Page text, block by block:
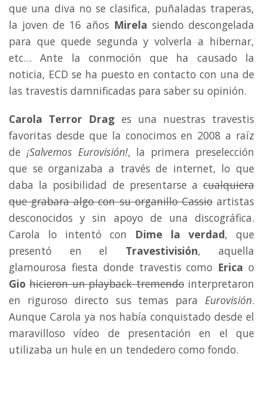
que una diva no se clasifica, puñaladas traperas,
la joven de 16 años Mirela siendo descongelada
para que quede segunda y volverla a hibernar,
etc… Ante la conmoción que ha causado la
noticia, ECD se ha puesto en contacto con una de
las travestis damnificadas para saber su opinión.
Carola Terror Drag es una nuestras travestis
favoritas desde que la conocimos en 2008 a raíz
de ¡Salvemos Eurovisión!, la primera preselección
que se organizaba a través de internet, lo que
daba la posibilidad de presentarse a cualquiera
que grabara algo con su organillo Cassioartistas
desconocidos y sin apoyo de una discográfica.
Carola lo intentó con Dime la verdad, que
presentó en el Travestivisión, aquella
glamourosa fiesta donde travestis como Erica o
Gio hicieron un playback tremendointerpretaron
en riguroso directo sus temas para Eurovisión.
Aunque Carola ya nos había conquistado desde el
maravilloso vídeo de presentación en el que
utilizaba un hule en un tendedero como fondo.